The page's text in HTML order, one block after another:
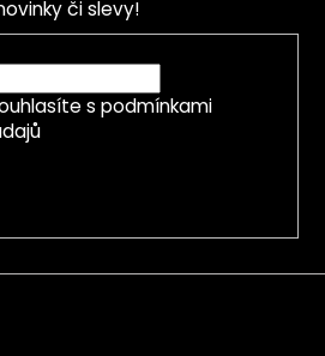
či slevy!
s podmínkami